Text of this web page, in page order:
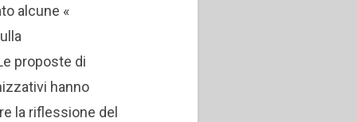
alcune «
proposte di
hanno
la riflessione del